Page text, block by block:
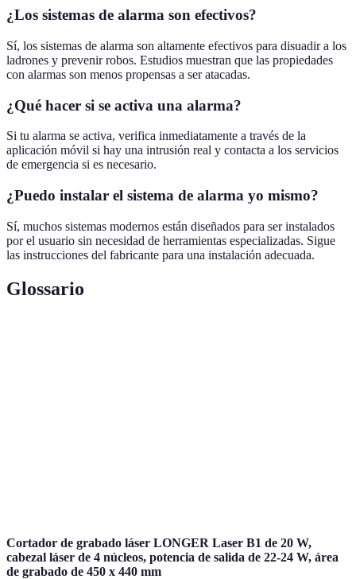
¿Los sistemas de alarma son efectivos?
Sí, los sistemas de alarma son altamente efectivos para disuadir a los
ladrones y prevenir robos. Estudios muestran que las propiedades
con alarmas son menos propensas a ser atacadas.
¿Qué hacer si se activa una alarma?
Si tu alarma se activa, verifica inmediatamente a través de la
aplicación móvil si hay una intrusión real y contacta a los servicios
de emergencia si es necesario.
¿Puedo instalar el sistema de alarma yo mismo?
Sí, muchos sistemas modernos están diseñados para ser instalados
por el usuario sin necesidad de herramientas especializadas. Sigue
las instrucciones del fabricante para una instalación adecuada.
Glossario
Cortador de grabado láser LONGER Laser B1 de 20 W,
cabezal láser de 4 núcleos, potencia de salida de 22-24 W, área
de grabado de 450 x 440 mm